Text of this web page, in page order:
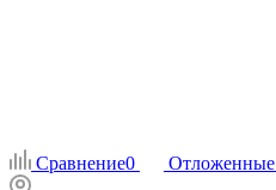
Сравнение0 Отложенные